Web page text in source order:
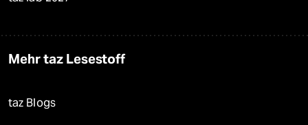
Mehr taz Lesestoff
taz Blogs